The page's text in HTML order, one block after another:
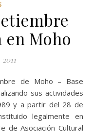
en Moho
sus actividades
y a partir del 28 de
legalmente en
de Asociación Cultural